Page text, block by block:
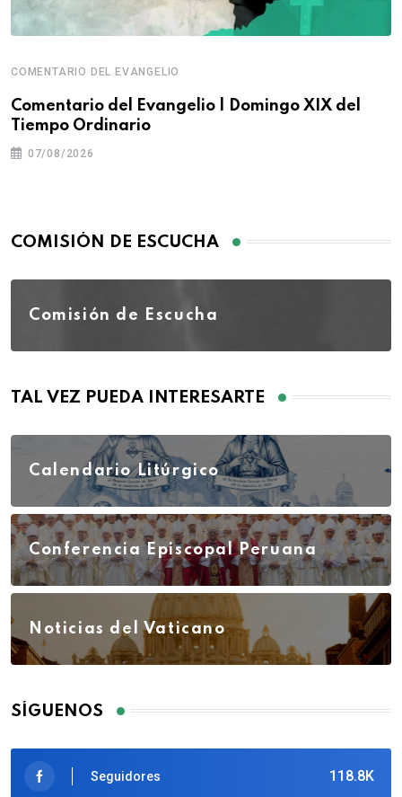
COMENTARIO DEL EVANGELIO
Comentario del Evangelio | Domingo XIX del
Tiempo Ordinario
07/08/2026
COMISIÓN DE ESCUCHA
Comisión de Escucha
TAL VEZ PUEDA INTERESARTE
Calendario Litúrgico
Conferencia Episcopal Peruana
Noticias del Vaticano
SÍGUENOS
118.8K
Seguidores